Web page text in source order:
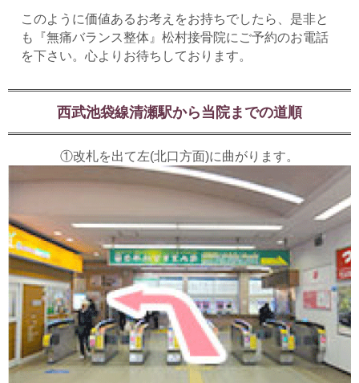
このように価値あるお考えをお持ちでしたら、是非と
も『無痛バランス整体』松村接骨院にご予約のお電話
を下さい。心よりお待ちしております。
西武池袋線清瀬駅から当院までの道順
①改札を出て左(北口方面)に曲がります。